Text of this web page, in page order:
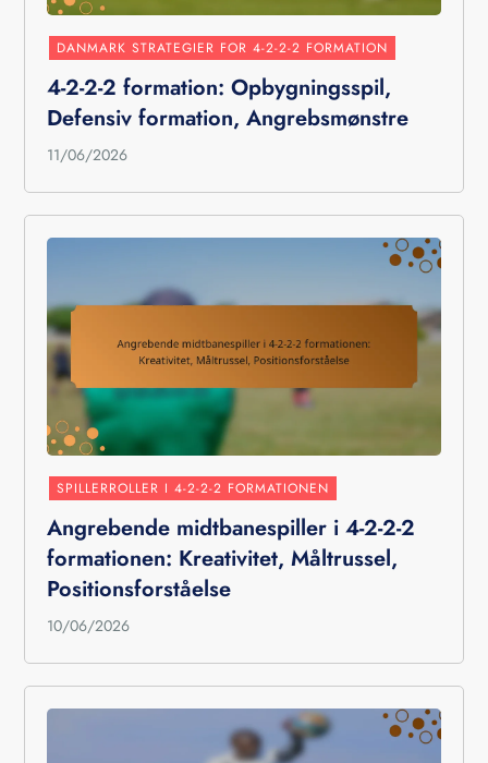
DANMARK STRATEGIER FOR 4-2-2-2 FORMATION
4-2-2-2 formation: Opbygningsspil,
Defensiv formation, Angrebsmønstre
11/06/2026
SPILLERROLLER I 4-2-2-2 FORMATIONEN
Angrebende midtbanespiller i 4-2-2-2
formationen: Kreativitet, Måltrussel,
Positionsforståelse
10/06/2026